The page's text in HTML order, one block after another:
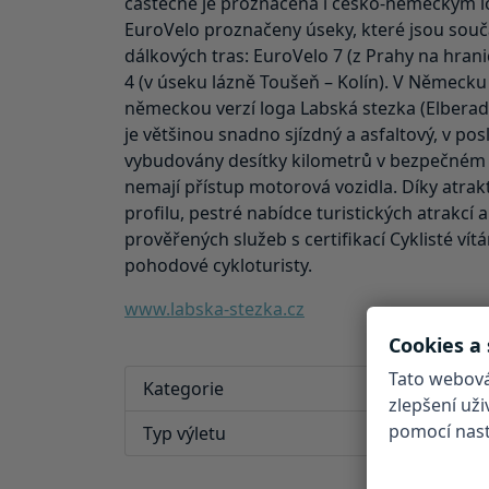
EuroVelo proznačeny úseky, které jsou
dálkových tras: EuroVelo 7 (z Prahy na
4 (v úseku lázně Toušeň – Kolín). V
německou verzí loga Labská stezka
je většinou snadno sjízdný a asfaltový, v
vybudovány desítky kilometrů v
nemají přístup motorová vozidla. Díky
profilu, pestré nabídce turistických atrakcí
prověřených služeb s certifikací Cyklisté
pohodové cykloturisty.
www.labska-stezka.cz
Kategorie
Typ výletu
Cookies
Tato
zlepšení
pomocí